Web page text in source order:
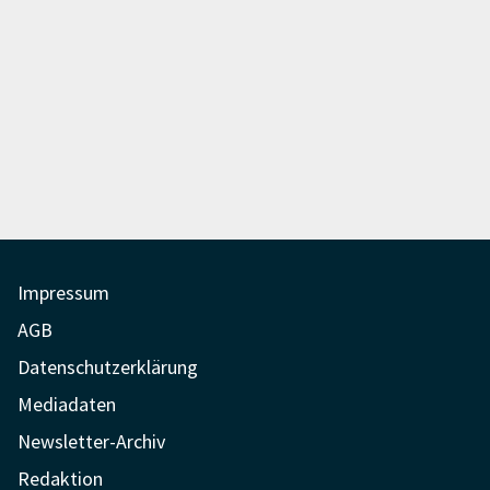
Impressum
AGB
Datenschutzerklärung
Mediadaten
Newsletter-Archiv
Redaktion